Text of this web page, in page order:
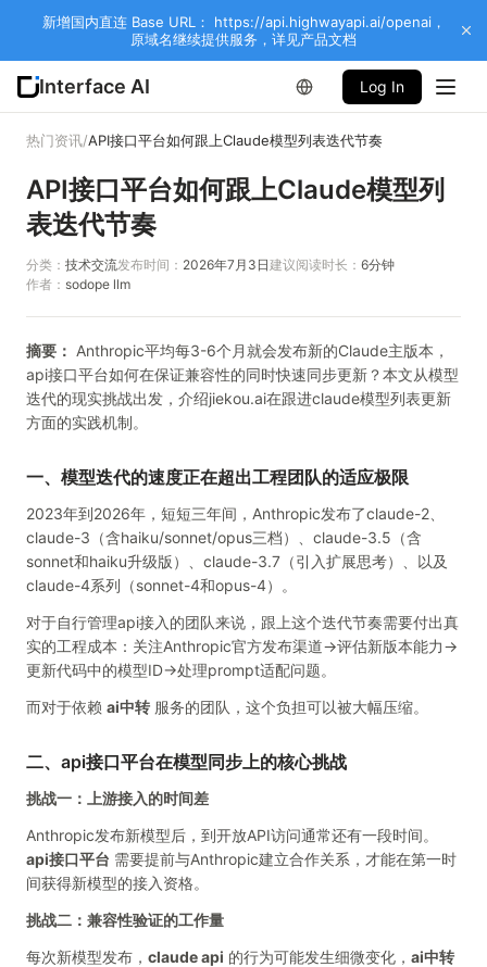
新增国内直连 Base URL： https://api.highwayapi.ai/openai，
原域名继续提供服务，详见产品文档
Interface AI Log In
热门资讯/API接口平台如何跟上Claude模型列表迭代节奏
API接口平台如何跟上Claude模型列
表迭代节奏
分类： 技术交流发布时间： 2026年7月3日建议阅读时长： 6分钟
作者： sodope llm
摘要： Anthropic平均每3-6个月就会发布新的Claude主版本，
api接口平台如何在保证兼容性的同时快速同步更新？本文从模型
迭代的现实挑战出发，介绍jiekou.ai在跟进claude模型列表更新
方面的实践机制。
一、模型迭代的速度正在超出工程团队的适应极限
2023年到2026年，短短三年间，Anthropic发布了claude-2、
claude-3（含haiku/sonnet/opus三档）、claude-3.5（含
sonnet和haiku升级版）、claude-3.7（引入扩展思考）、以及
claude-4系列（sonnet-4和opus-4）。
对于自行管理api接入的团队来说，跟上这个迭代节奏需要付出真
实的工程成本：关注Anthropic官方发布渠道→评估新版本能力→
更新代码中的模型ID→处理prompt适配问题。
而对于依赖 ai中转 服务的团队，这个负担可以被大幅压缩。
二、api接口平台在模型同步上的核心挑战
挑战一：上游接入的时间差
Anthropic发布新模型后，到开放API访问通常还有一段时间。
api接口平台 需要提前与Anthropic建立合作关系，才能在第一时
间获得新模型的接入资格。
挑战二：兼容性验证的工作量
每次新模型发布， claude api 的行为可能发生细微变化， ai中转